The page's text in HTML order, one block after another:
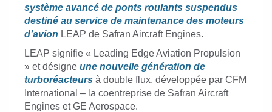
système avancé de ponts roulants suspendus
destiné au service de maintenance des moteurs
d’avion LEAP de Safran Aircraft Engines.
LEAP signifie « Leading Edge Aviation Propulsion
» et désigne une nouvelle génération de
turboréacteurs à double flux, développée par CFM
International – la coentreprise de Safran Aircraft
Engines et GE Aerospace.